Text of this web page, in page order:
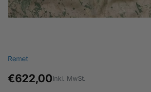
Remet
€622,00Inkl. MwSt.